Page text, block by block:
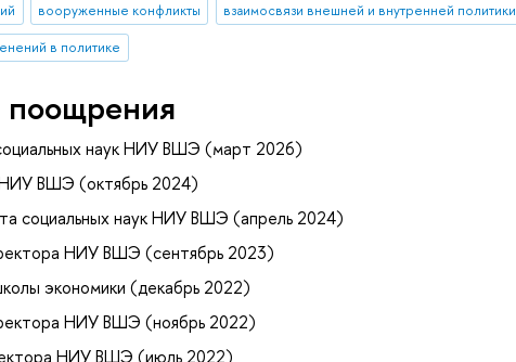
вооруженные конфликты
взаимосвязи внешней и внутренней политики
в политике
наук НИУ ВШЭ (март 2026)
НИУ ВШЭ (октябрь 2024)
социальных наук НИУ ВШЭ (апрель 2024)
НИУ ВШЭ (сентябрь 2023)
экономики (декабрь 2022)
НИУ ВШЭ (ноябрь 2022)
НИУ ВШЭ (июль 2022)